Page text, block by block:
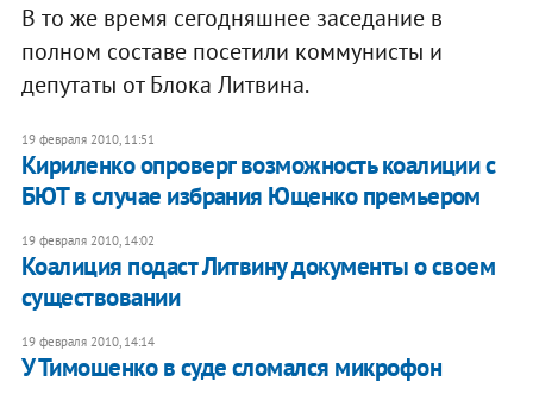
В то же время сегодняшнее заседание в
полном составе посетили коммунисты и
депутаты от Блока Литвина.
19 февраля 2010, 11:51
Кириленко опроверг возможность коалиции с
БЮТ в случае избрания Ющенко премьером
19 февраля 2010, 14:02
Коалиция подаст Литвину документы о своем
существовании
19 февраля 2010, 14:14
У Тимошенко в суде сломался микрофон